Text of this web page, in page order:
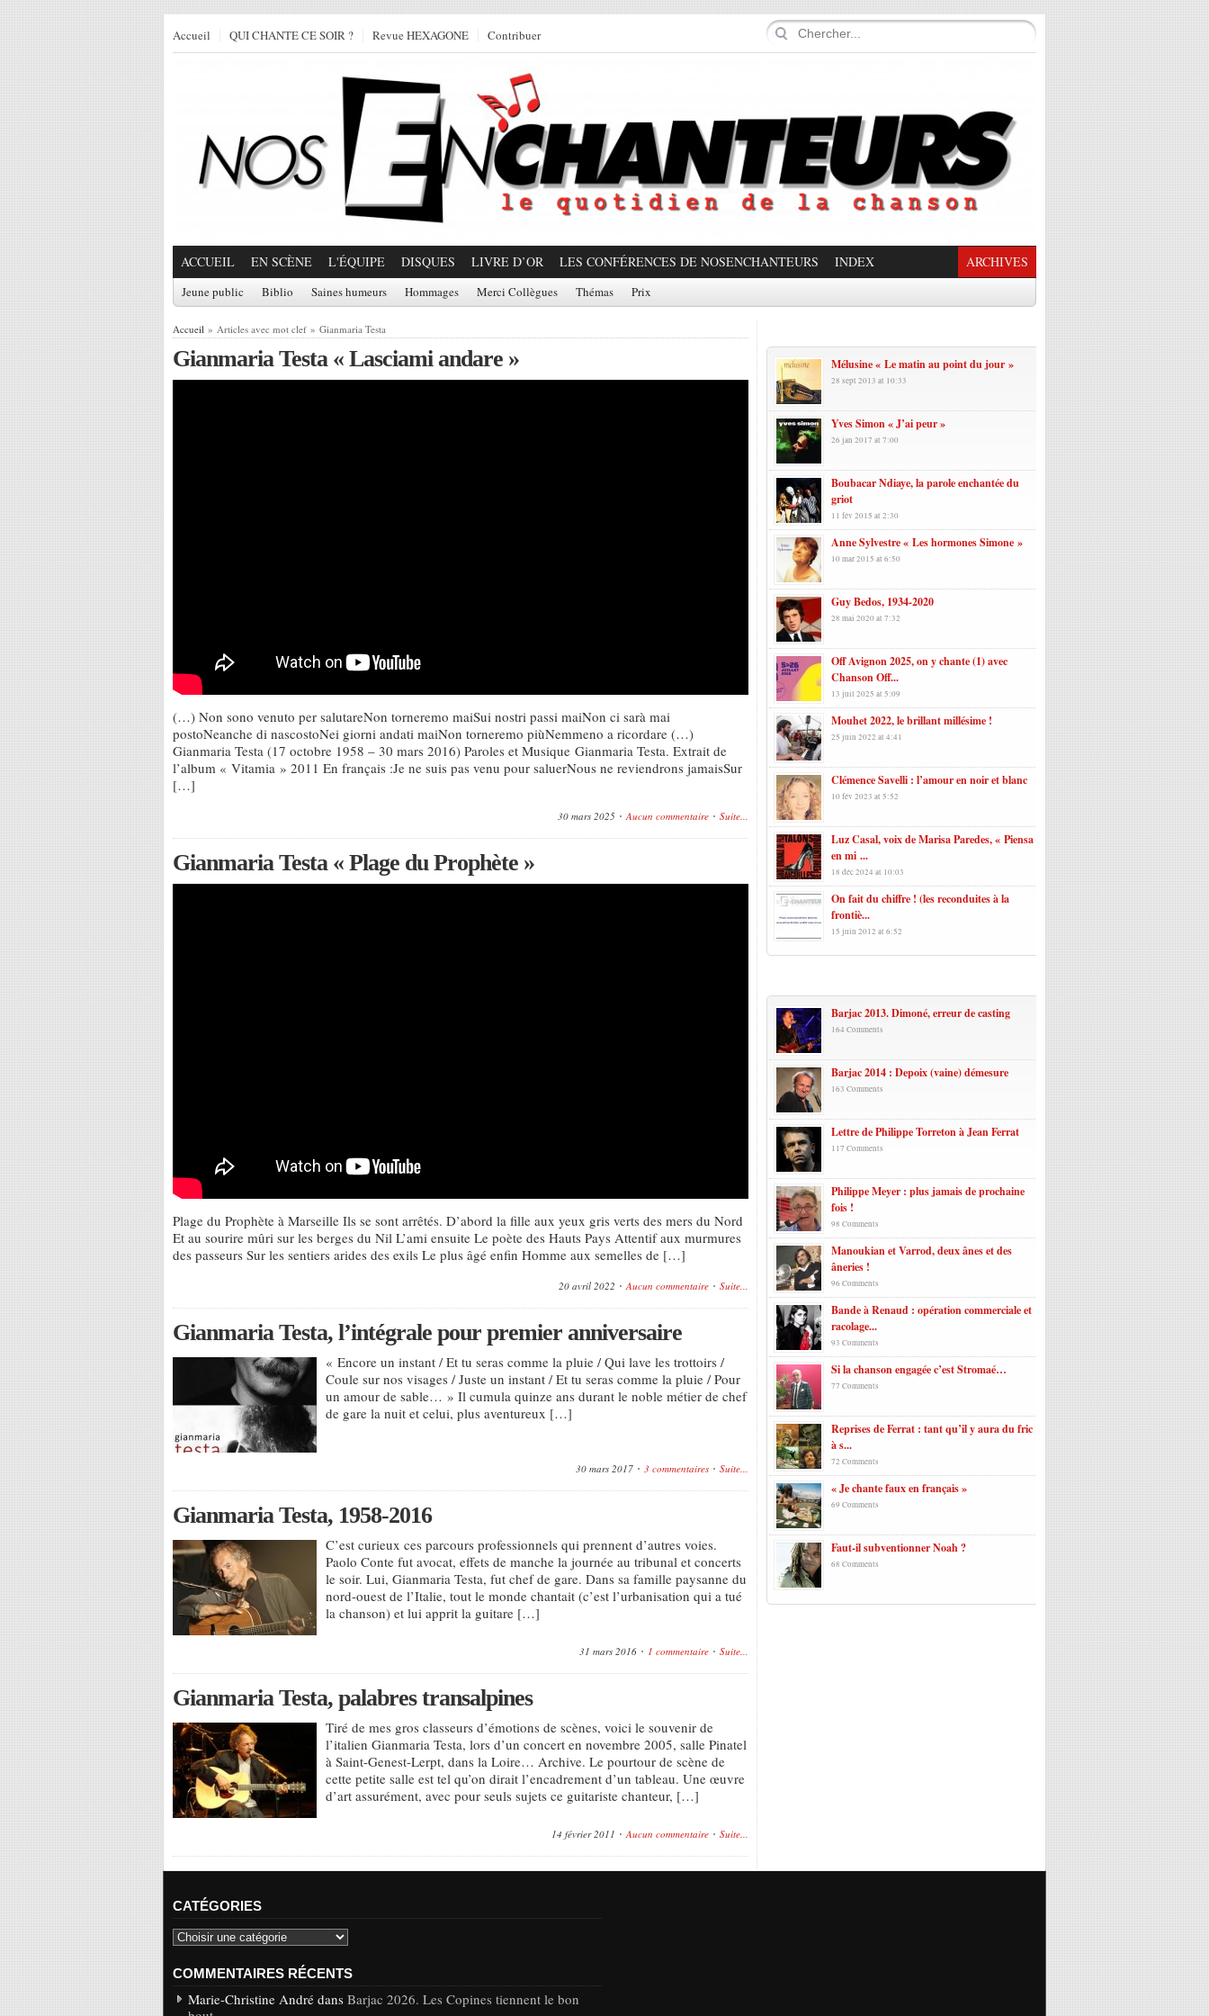
Accueil QUI CHANTE CE SOIR ? Revue HEXAGONE Contribuer
ACCUEIL EN SCÈNE L'ÉQUIPE DISQUES LIVRE D’OR LES CONFÉRENCES DE NOSENCHANTEURS INDEX ARCHIVES
Jeune public Biblio Saines humeurs Hommages Merci Collègues Thémas Prix
Accueil » Articles avec mot clef » Gianmaria Testa
Gianmaria Testa « Lasciami andare »
(…) Non sono venuto per salutareNon torneremo maiSui nostri passi maiNon ci sarà mai
postoNeanche di nascostoNei giorni andati maiNon torneremo piùNemmeno a ricordare (…)
Gianmaria Testa (17 octobre 1958 – 30 mars 2016) Paroles et Musique Gianmaria Testa. Extrait de
l’album « Vitamia » 2011 En français :Je ne suis pas venu pour saluerNous ne reviendrons jamaisSur
[…]
30 mars 2025 Aucun commentaire Suite...
Gianmaria Testa « Plage du Prophète »
Plage du Prophète à Marseille Ils se sont arrêtés. D’abord la fille aux yeux gris verts des mers du Nord
Et au sourire mûri sur les berges du Nil L’ami ensuite Le poète des Hauts Pays Attentif aux murmures
des passeurs Sur les sentiers arides des exils Le plus âgé enfin Homme aux semelles de […]
20 avril 2022 Aucun commentaire Suite...
Gianmaria Testa, l’intégrale pour premier anniversaire
« Encore un instant / Et tu seras comme la pluie / Qui lave les trottoirs /
Coule sur nos visages / Juste un instant / Et tu seras comme la pluie / Pour
un amour de sable… » Il cumula quinze ans durant le noble métier de chef
de gare la nuit et celui, plus aventureux […]
30 mars 2017 3 commentaires Suite...
Gianmaria Testa, 1958-2016
C’est curieux ces parcours professionnels qui prennent d’autres voies.
Paolo Conte fut avocat, effets de manche la journée au tribunal et concerts
le soir. Lui, Gianmaria Testa, fut chef de gare. Dans sa famille paysanne du
nord-ouest de l’Italie, tout le monde chantait (c’est l’urbanisation qui a tué
la chanson) et lui apprit la guitare […]
31 mars 2016 1 commentaire Suite...
Gianmaria Testa, palabres transalpines
Tiré de mes gros classeurs d’émotions de scènes, voici le souvenir de
l’italien Gianmaria Testa, lors d’un concert en novembre 2005, salle Pinatel
à Saint-Genest-Lerpt, dans la Loire… Archive. Le pourtour de scène de
cette petite salle est tel qu’on dirait l’encadrement d’un tableau. Une œuvre
d’art assurément, avec pour seuls sujets ce guitariste chanteur, […]
14 février 2011 Aucun commentaire Suite...
Mélusine « Le matin au point du jour »
28 sept 2013 at 10:33
Yves Simon « J’ai peur »
26 jan 2017 at 7:00
Boubacar Ndiaye, la parole enchantée du
griot
11 fév 2015 at 2:30
Anne Sylvestre « Les hormones Simone »
10 mar 2015 at 6:50
Guy Bedos, 1934-2020
28 mai 2020 at 7:32
Off Avignon 2025, on y chante (1) avec
Chanson Off...
13 juil 2025 at 5:09
Mouhet 2022, le brillant millésime !
25 juin 2022 at 4:41
Clémence Savelli : l’amour en noir et blanc
10 fév 2023 at 5:52
Luz Casal, voix de Marisa Paredes, « Piensa
en mi ...
18 déc 2024 at 10:03
On fait du chiffre ! (les reconduites à la
frontiè...
15 juin 2012 at 6:52
Barjac 2013. Dimoné, erreur de casting
164 Comments
Barjac 2014 : Depoix (vaine) démesure
163 Comments
Lettre de Philippe Torreton à Jean Ferrat
117 Comments
Philippe Meyer : plus jamais de prochaine
fois !
98 Comments
Manoukian et Varrod, deux ânes et des
âneries !
96 Comments
Bande à Renaud : opération commerciale et
racolage...
93 Comments
Si la chanson engagée c’est Stromaé…
77 Comments
Reprises de Ferrat : tant qu’il y aura du fric
à s...
72 Comments
« Je chante faux en français »
69 Comments
Faut-il subventionner Noah ?
68 Comments
CATÉGORIES
COMMENTAIRES RÉCENTS
Marie-Christine André dans Barjac 2026. Les Copines tiennent le bon